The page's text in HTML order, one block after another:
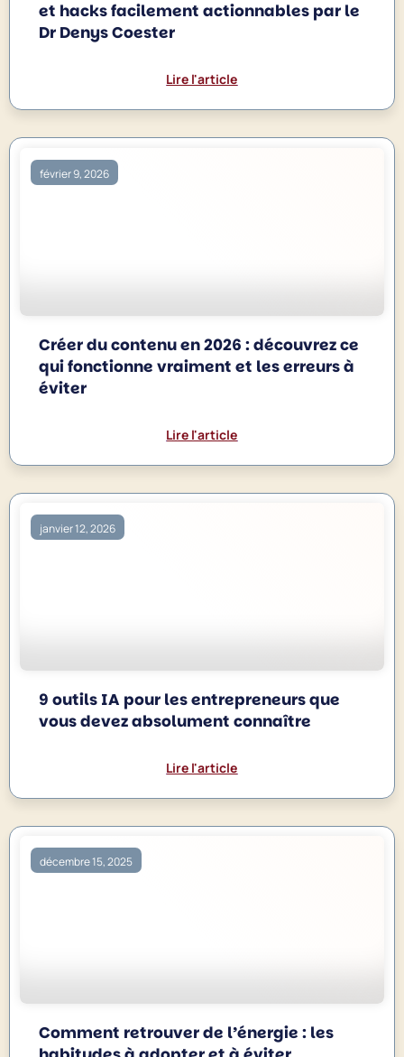
et hacks facilement actionnables par le
Dr Denys Coester
Lire l'article
février 9, 2026
Créer du contenu en 2026 : découvrez ce
qui fonctionne vraiment et les erreurs à
éviter
Lire l'article
janvier 12, 2026
9 outils IA pour les entrepreneurs que
vous devez absolument connaître
Lire l'article
décembre 15, 2025
Comment retrouver de l’énergie : les